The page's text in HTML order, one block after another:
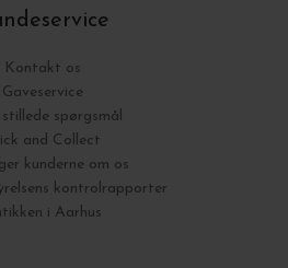
Kontakt os
Gaveservice
spørgsmål
and Collect
kunderne om os
kontrolrapporter
i Aarhus